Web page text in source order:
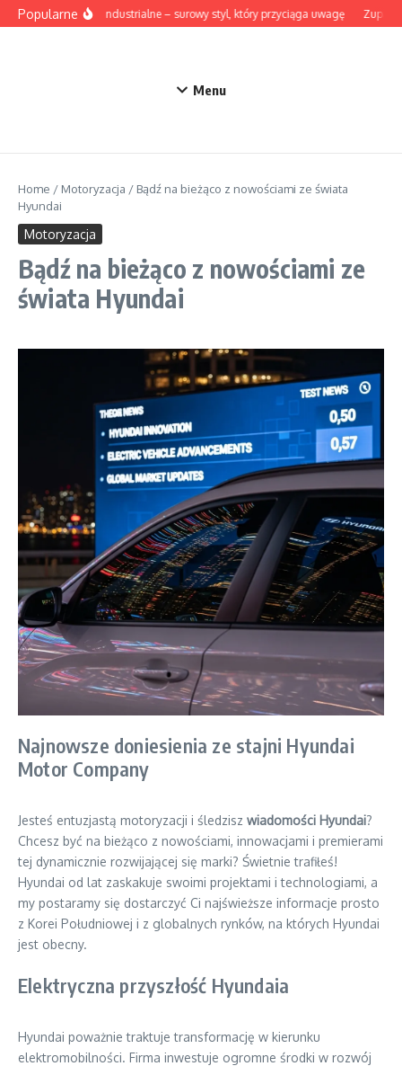
Przejdź do treści
PopularneLampy industrialne – surowy styl, który przyciąga uwagę Zupa z
Menu
Home / Motoryzacja / Bądź na bieżąco z nowościami ze świata
Hyundai
Motoryzacja
Bądź na bieżąco z nowościami ze
świata Hyundai
Najnowsze doniesienia ze stajni Hyundai
Motor Company
Jesteś entuzjastą motoryzacji i śledzisz wiadomości Hyundai?
Chcesz być na bieżąco z nowościami, innowacjami i premierami
tej dynamicznie rozwijającej się marki? Świetnie trafiłeś!
Hyundai od lat zaskakuje swoimi projektami i technologiami, a
my postaramy się dostarczyć Ci najświeższe informacje prosto
z Korei Południowej i z globalnych rynków, na których Hyundai
jest obecny.
Elektryczna przyszłość Hyundaia
Hyundai poważnie traktuje transformację w kierunku
elektromobilności. Firma inwestuje ogromne środki w rozwój